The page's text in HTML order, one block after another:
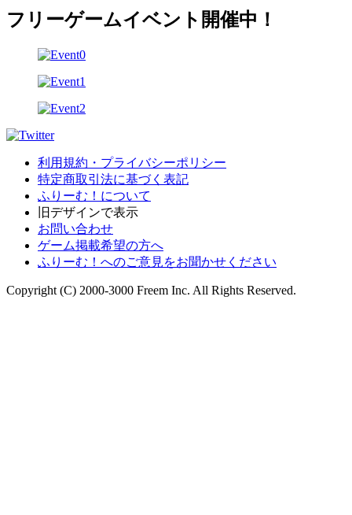
フリーゲームイベント開催中！
利用規約・プライバシーポリシー
特定商取引法に基づく表記
ふりーむ！について
旧デザインで表示
お問い合わせ
ゲーム掲載希望の方へ
ふりーむ！へのご意見をお聞かせください
Copyright (C) 2000-3000 Freem Inc. All Rights Reserved.